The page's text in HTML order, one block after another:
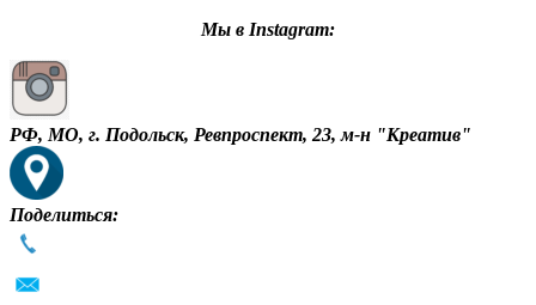
Мы в Instagram:
РФ, МО, г. Подольск, Ревпроспект, 23, м-н "Креатив"
Поделиться: